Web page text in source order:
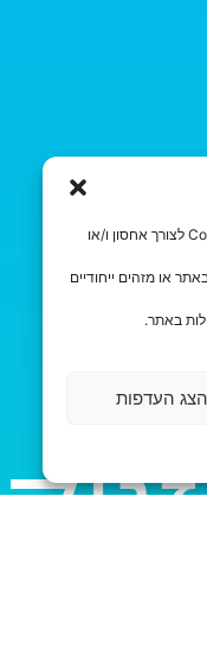
כדי לספק חוויית גלישה מיטבית, אנו משתמשים בטכנולוגיות כגון קובצי Cookie לצורך אחסון ו/או
או מזהים ייחודיים
באתר.
הצג העדפות